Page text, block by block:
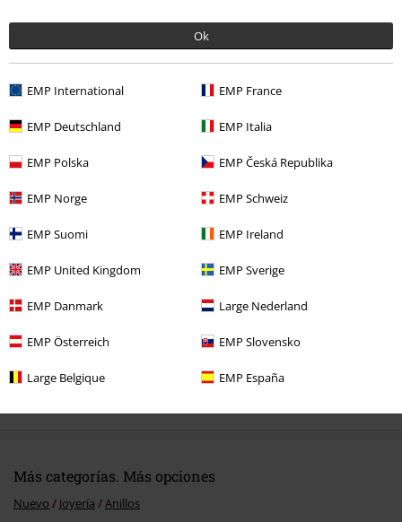
Ok
EMP International EMP France
EMP Deutschland EMP Italia
EMP Polska EMP Česká Republika
EMP Norge EMP Schweiz
EMP Suomi EMP Ireland
EMP United Kingdom EMP Sverige
EMP Danmark Large Nederland
EMP Österreich EMP Slovensko
Large Belgique EMP España
Última visita
Más categorías. Más opciones
Nuevo Joyería Anillos